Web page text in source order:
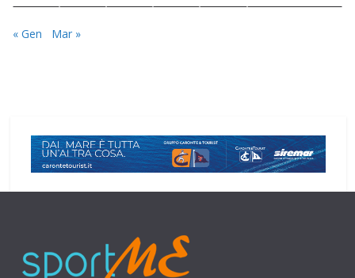
« Gen Mar »